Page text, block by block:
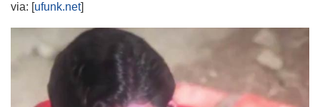
via: [ufunk.net]